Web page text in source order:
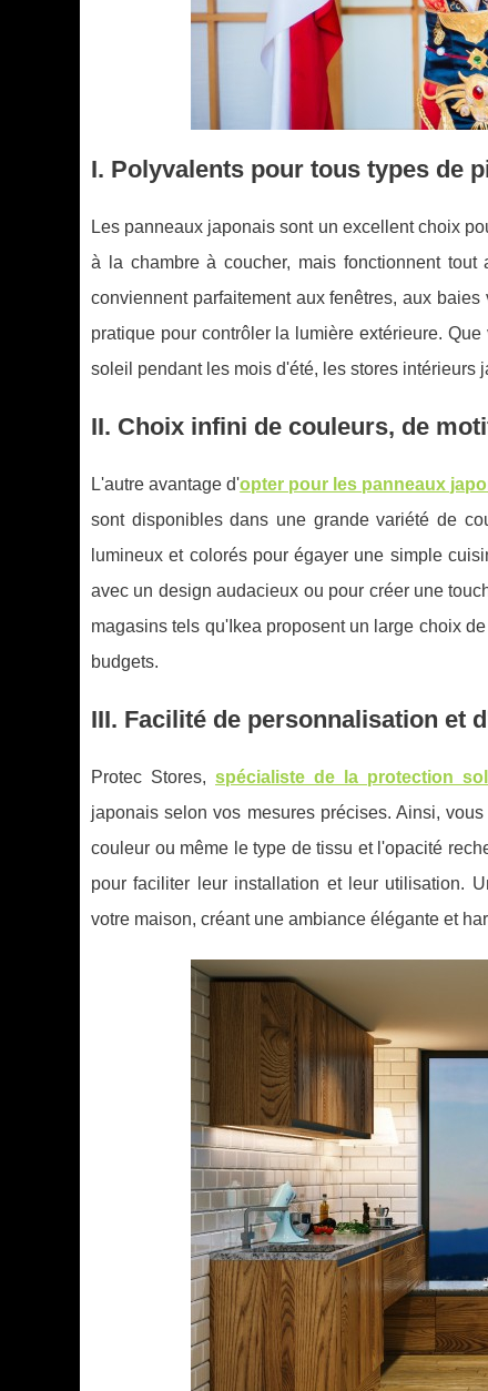
I. Polyvalents pour tous types de
Les panneaux japonais sont un excellent choix
à la chambre à coucher, mais fonctionnent
conviennent parfaitement aux fenêtres, aux
pratique pour contrôler la lumière extérieure.
soleil pendant les mois d'été, les stores intérieurs
II. Choix infini de couleurs, de
L'autre avantage d'opter pour les panneaux
sont disponibles dans une grande variété de
lumineux et colorés pour égayer une simple
avec un design audacieux ou pour créer une
magasins tels qu'Ikea proposent un large choix
budgets.
III. Facilité de personnalisation et
Protec Stores, spécialiste de la protection
japonais selon vos mesures précises. Ainsi,
couleur ou même le type de tissu et l'opacité
pour faciliter leur installation et leur utilisation.
votre maison, créant une ambiance élégante et